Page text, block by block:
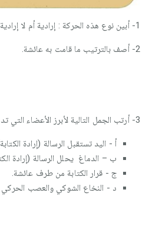
1- أبين نوع هذه الحركة : إرادية أم لا إرادية.
2- أصف بالترتيب ما قامت به عائشة.
3- أرتب الجمل التالية لأبرز الأعضاء التي تدخلت في هذه الحركة ودورها :
أ - اليد تستقبل الرسالة (إرادة
ب – الدماغ يحلل الرسالة (إرادة
ج - قرار الكتابة من طرف عائشة.
د - النخاع الشوكي والعصب الحركي